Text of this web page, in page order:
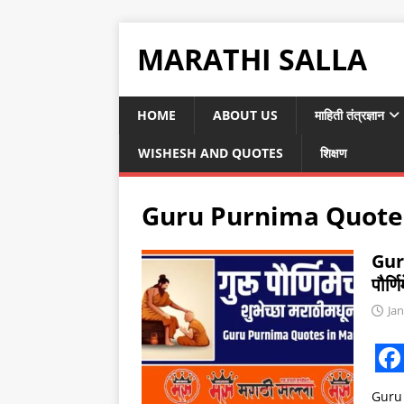
MARATHI SALLA
HOME ABOUT US माहिती तंत्रज्ञान
WISHESH AND QUOTES शिक्षण
Guru Purnima
F
Guru